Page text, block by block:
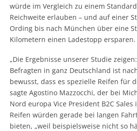
würde im Vergleich zu einem
Reichweite erlauben – und auf einer
Ording bis nach München über eine
Kilometern einen Ladestopp ersparen.
„Die Ergebnisse unserer Studie
Befragten in ganz Deutschland ist
bewusst, dass es spezielle Reifen für
sagte Agostino Mazzocchi, der bei
Nord europa Vice President B2C Sales
Reifen würden gerade bei langen
bieten, „weil beispielsweise nicht so